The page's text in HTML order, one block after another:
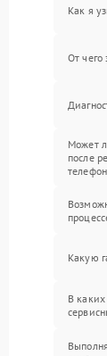
Как я
От чего
Может
после
Какую
В